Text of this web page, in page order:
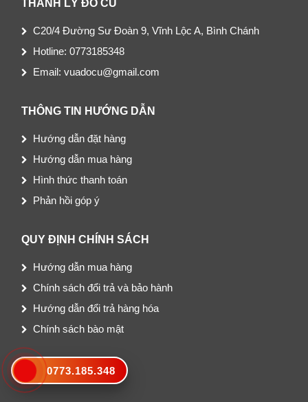
THANH LÝ ĐỒ CŨ
C20/4 Đường Sư Đoàn 9, Vĩnh Lộc A, Bình Chánh
Hotline: 0773185348
Email: vuadocu@gmail.com
THÔNG TIN HƯỚNG DẪN
Hướng dẫn đặt hàng
Hướng dẫn mua hàng
Hình thức thanh toán
Phản hồi góp ý
QUY ĐỊNH CHÍNH SÁCH
Hướng dẫn mua hàng
Chính sách đổi trả và bảo hành
Hướng dẫn đổi trả hàng hóa
Chính sách bào mật
BẢN ĐỒ ĐƯỜNG ĐI
0773.185.348